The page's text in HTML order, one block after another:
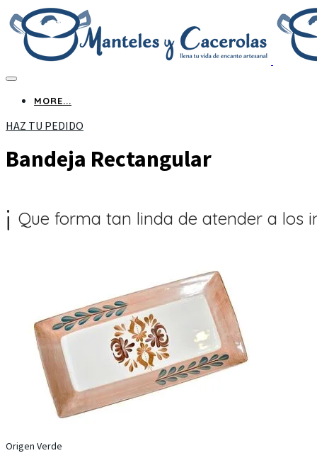
MORE...
HAZ TU PEDIDO
Bandeja Rectangular
¡ ​ Que forma tan linda de atender a los
Origen Verde